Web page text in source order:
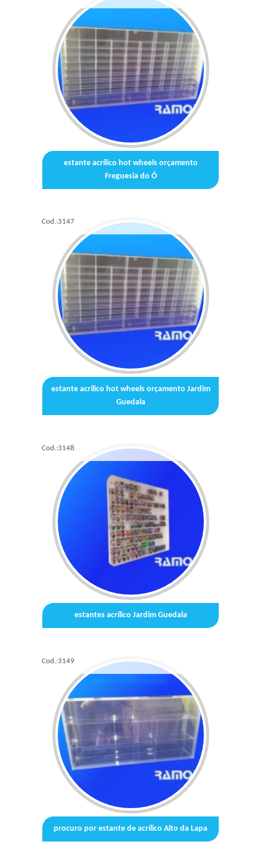
estante acrílico hot wheels orçamento
Freguesia do Ó
Cod.:3147
estante acrílico hot wheels orçamento Jardim
Guedala
Cod.:3148
estantes acrílico Jardim Guedala
Cod.:3149
procuro por estante de acrílico Alto da Lapa